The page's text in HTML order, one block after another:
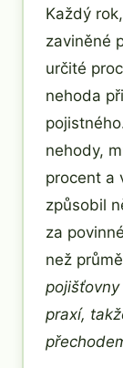
Každý
zaviněné
určité
nehoda
nehody,
procent a
způsobil
za
než
praxí,